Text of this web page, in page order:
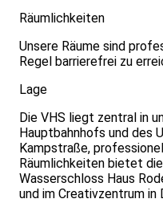
Räumlichkeiten
Unsere Räume sind
Regel barrierefrei zu
Lage
Die VHS liegt zentral in
Hauptbahnhofs und des
Kampstraße,
Räumlichkeiten bietet
Wasserschloss Haus
und im Creativzentrum